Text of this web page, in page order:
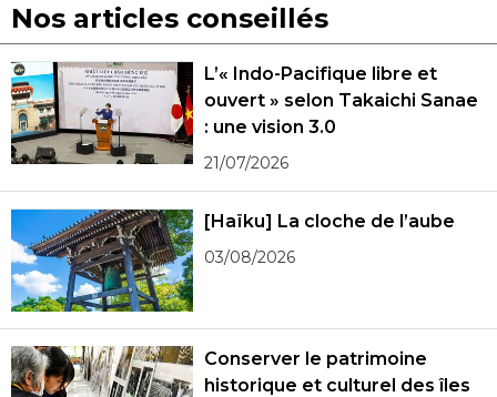
Nos articles conseillés
L’« Indo-Pacifique libre et
ouvert » selon Takaichi Sanae
: une vision 3.0
21/07/2026
[Haïku] La cloche de l’aube
03/08/2026
Conserver le patrimoine
historique et culturel des îles